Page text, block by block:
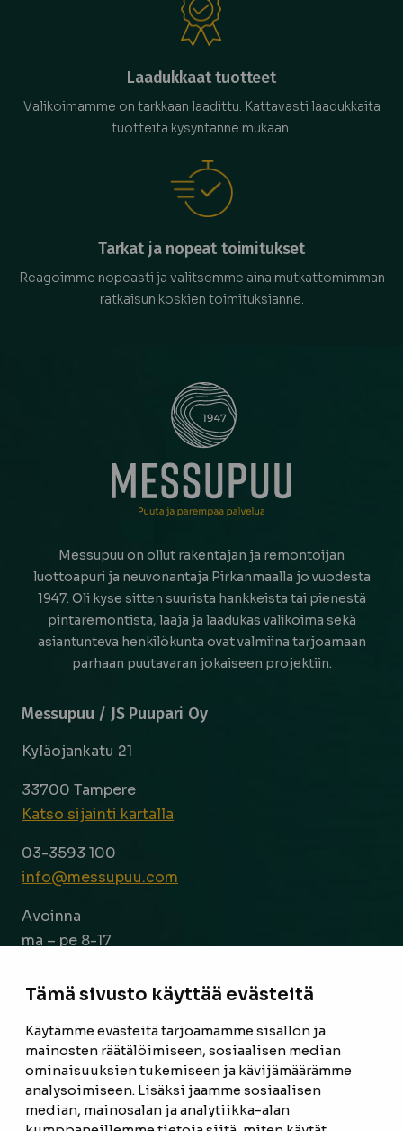
Tämä sivusto käyttää evästeitä
Käytämme evästeitä tarjoamamme sisällön ja
mainosten räätälöimiseen, sosiaalisen median
ominaisuuksien tukemiseen ja kävijämäärämme
analysoimiseen. Lisäksi jaamme sosiaalisen
median, mainosalan ja analytiikka-alan
Laadukkaat tuotteet
Valikoimamme on tarkkaan laadittu. Kattavasti laadukkaita
tuotteita kysyntänne mukaan.
Tarkat ja nopeat toimitukset
Reagoimme nopeasti ja valitsemme aina mutkattomimman
ratkaisun koskien toimituksianne.
Messupuu on ollut rakentajan ja remontoijan
luottoapuri ja neuvonantaja Pirkanmaalla jo vuodesta
1947. Oli kyse sitten suurista hankkeista tai pienestä
pintaremontista, laaja ja laadukas valikoima sekä
asiantunteva henkilökunta ovat valmiina tarjoamaan
parhaan puutavaran jokaiseen projektiin.
Messupuu / JS Puupari Oy
Kyläojankatu 21
33700 Tampere
Katso sijainti kartalla
03-3593 100
info@messupuu.com
Avoinna
ma – pe 8-17
ETUSIVU
TUOTTEET